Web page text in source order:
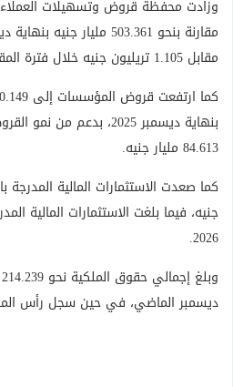
مقابل 1.105 تريليون جنيه خلال فترة المقارنة.
84.613 مليار جنيه.
2026.
ديسمبر الماضي، في حين سجل رأس المال المصدر